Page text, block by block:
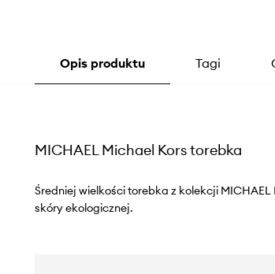
Opis produktu Tagi
MICHAEL Michael Kors torebka
Średniej wielkości torebka z kolekcji
skóry ekologicznej.